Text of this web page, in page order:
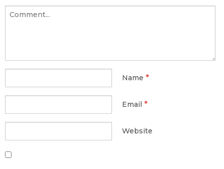
Name *
Email *
Website